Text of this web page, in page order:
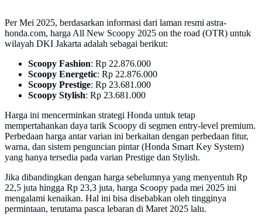
Per Mei 2025, berdasarkan informasi dari laman resmi astra-
honda.com, harga All New Scoopy 2025 on the road (OTR) untuk
wilayah DKI Jakarta adalah sebagai berikut:
Scoopy Fashion: Rp 22.876.000
Scoopy Energetic: Rp 22.876.000
Scoopy Prestige: Rp 23.681.000
Scoopy Stylish: Rp 23.681.000
Harga ini mencerminkan strategi Honda untuk tetap
mempertahankan daya tarik Scoopy di segmen entry-level premium.
Perbedaan harga antar varian ini berkaitan dengan perbedaan fitur,
warna, dan sistem penguncian pintar (Honda Smart Key System)
yang hanya tersedia pada varian Prestige dan Stylish.
Jika dibandingkan dengan harga sebelumnya yang menyentuh Rp
22,5 juta hingga Rp 23,3 juta, harga Scoopy pada mei 2025 ini
mengalami kenaikan. Hal ini bisa disebabkan oleh tingginya
permintaan, terutama pasca lebaran di Maret 2025 lalu.